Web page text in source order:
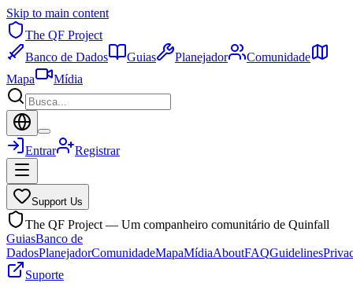
Skip to main content
The QF Project
Banco de Dados
Guias Planejador
Comunidade
Mapa
Mídia
Entrar Registrar
Support Us
The QF Project — Um companheiro comunitário de Quinfall
GuiasBanco de
DadosPlanejadorComunidadeMapaMídiaAboutFAQGuidelines
Suporte